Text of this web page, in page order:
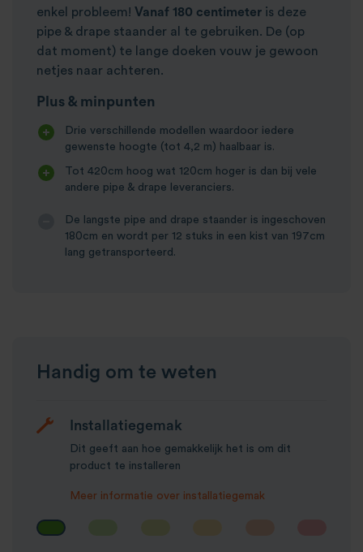
enkel probleem! Vanaf 180 centimeter is deze
pipe & drape staander al te gebruiken. De (op
dat moment) te lange doeken vouw je gewoon
netjes naar achteren.
Plus & minpunten
Drie verschillende modellen waardoor iedere
gewenste hoogte (tot 4,2 m) haalbaar is.
Tot 420cm hoog wat 120cm hoger is dan bij vele
andere pipe & drape leveranciers.
De langste pipe and drape staander is ingeschoven
180cm en wordt per 12 stuks in een kist van 197cm
lang getransporteerd.
Handig om te weten
Installatiegemak
Dit geeft aan hoe gemakkelijk het is om dit
product te installeren
Meer informatie over installatiegemak